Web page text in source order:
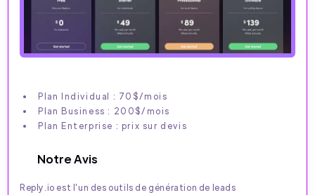
Plan Individual : 70$/mois
Plan Business : 200$/mois
Plan Enterprise : prix sur devis
Notre Avis
Reply.io est l'un des outils de génération de leads